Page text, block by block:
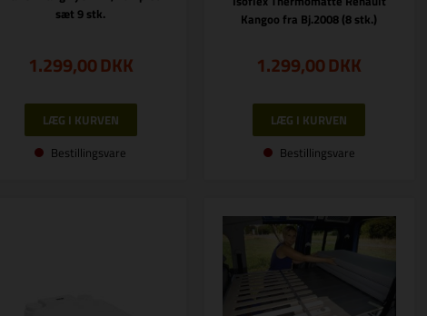
sæt 9 stk.
1.299,00DKK
Bestillingsvare
Kangoo fra Bj.2008 (8 stk.)
1.299,00DKK
Bestillingsvare